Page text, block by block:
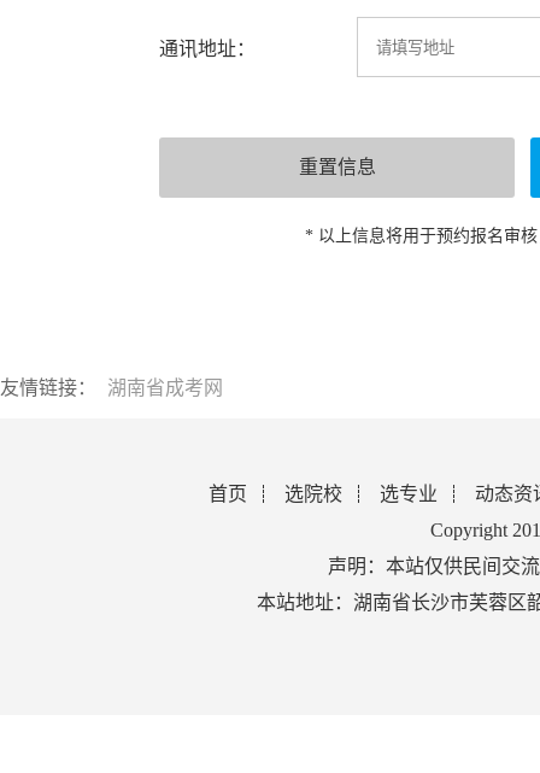
通讯地址：
* 以上信息将用于预约报名审
友情链接： 湖南省成考网
首页 选院校 选专业
动态资
Copyright
声明：本站仅供民间交
本站地址：湖南省长沙市芙蓉区